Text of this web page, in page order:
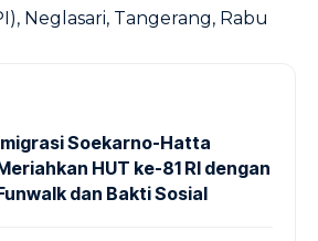
Neglasari, Tangerang, Rabu
Soekarno-Hatta
HUT ke-81 RI dengan
dan Bakti Sosial